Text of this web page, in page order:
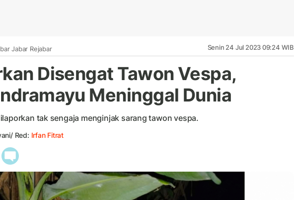
Jabar Rejabar Senin 24 Jul 2023 09:24 WIB
Disengat Tawon Vespa,
Meninggal Dunia
tak sengaja menginjak sarang tawon vespa.
Red: Irfan Fitrat